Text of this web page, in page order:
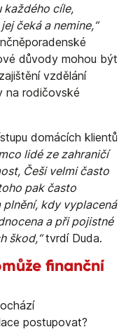
každého cíle,
čeká a nemine,“
důvody mohou být
vzdělání
na rodičovské
domácích klientů
lidé ze zahraničí
Češi velmi často
pak často
kdy vyplacená
a při pojistné
škod,“tvrdí Duda.
finanční
postupovat?